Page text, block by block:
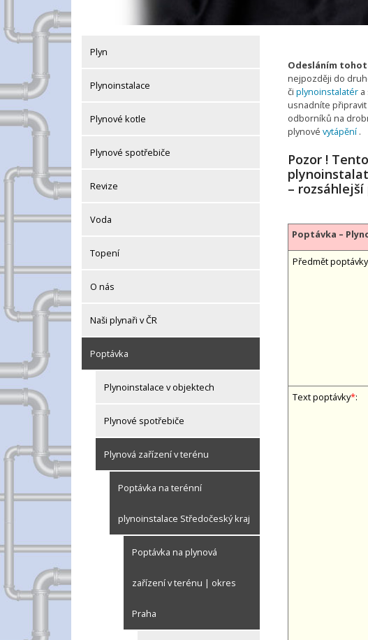
Plyn
Plynoinstalace
Plynové kotle
Plynové spotřebiče
Revize
Voda
Topení
O nás
Naši plynaři v ČR
Poptávka
Plynoinstalace v objektech
Plynové spotřebiče
Plynová zařízení v terénu
Poptávka na terénní
plynoinstalace Středočeský kraj
Poptávka na plynová
zařízení v terénu | okres
Praha
Odesláním
nejpozději do
či plynoinstalatér
usnadníte připravit
odborníků na
plynové vytápění .
Pozor !
–
Poptávka –
Předmět poptávky
Text poptávky*: